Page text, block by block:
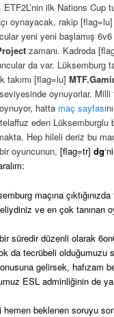
ilk Nations Cup
oynayacak, rakip [flag=lu]
yeni yeni başlamış
zamanı. Kadroda
da var. Lüksemburg
takımı [flag=lu]
oynuyorlar. Milli
oynuyor, hatta maç sayfası
eden Lüksemburglu
Hep hileli deriz bu
oyuncunun,[flag=tr]dg
maçına
ve en çok tanınan
süredir düzenli olarak
da tecrübeli olduğumuzu
gelirsek, hafızam
ESL adminliğinin de
hemen beklenen soruyu